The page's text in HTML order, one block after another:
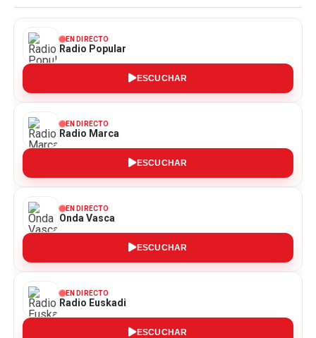
EN DIRECTO
Radio Popular
ESCUCHAR
EN DIRECTO
Radio Marca
ESCUCHAR
EN DIRECTO
Onda Vasca
ESCUCHAR
EN DIRECTO
Radio Euskadi
ESCUCHAR